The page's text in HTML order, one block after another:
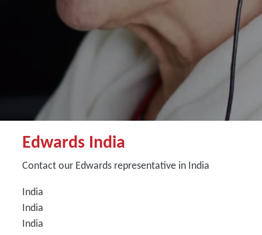
Edwards India
Contact our Edwards representative in India
India
India
India